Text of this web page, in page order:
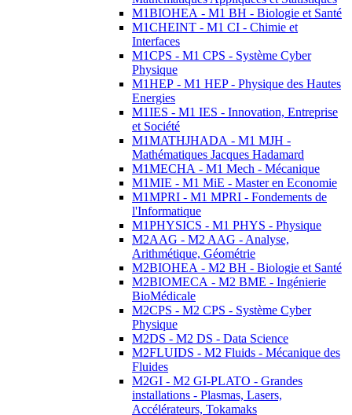
M1BIOHEA - M1 BH - Biologie et Santé
M1CHEINT - M1 CI - Chimie et
Interfaces
M1CPS - M1 CPS - Système Cyber
Physique
M1HEP - M1 HEP - Physique des Hautes
Energies
M1IES - M1 IES - Innovation, Entreprise
et Société
M1MATHJHADA - M1 MJH -
Mathématiques Jacques Hadamard
M1MECHA - M1 Mech - Mécanique
M1MIE - M1 MiE - Master en Economie
M1MPRI - M1 MPRI - Fondements de
l'Informatique
M1PHYSICS - M1 PHYS - Physique
M2AAG - M2 AAG - Analyse,
Arithmétique, Géométrie
M2BIOHEA - M2 BH - Biologie et Santé
M2BIOMECA - M2 BME - Ingénierie
BioMédicale
M2CPS - M2 CPS - Système Cyber
Physique
M2DS - M2 DS - Data Science
M2FLUIDS - M2 Fluids - Mécanique des
Fluides
M2GI - M2 GI-PLATO - Grandes
installations - Plasmas, Lasers,
Accélérateurs, Tokamaks